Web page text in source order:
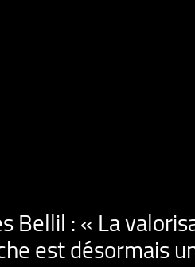
Bellil : « La
est désormais